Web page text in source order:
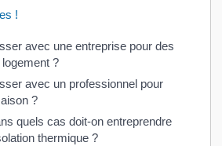
!
avec une entreprise pour des
?
avec un professionnel pour
?
quels cas doit-on entreprendre
thermique ?